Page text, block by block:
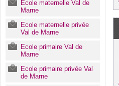
Ecole maternelle Val de
Marne
Ecole maternelle privée
Val de Marne
Ecole primaire Val de
Marne
Ecole primaire privée Val
de Marne